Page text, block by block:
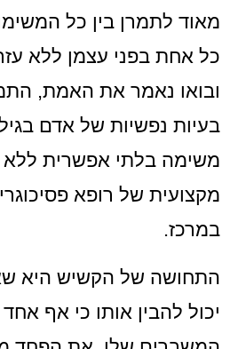
מאוד לתמרן בין כל
כל אחת בפני עצמן ללא
ובואו נאמר את האמת,
בעיות נפשיות של אדם בגיל
משימה בלתי אפשרית ללא
מקצועית של רופא
במרכז.
התחושה של הקשיש היא
יכול להבין אותו כי אף אחד